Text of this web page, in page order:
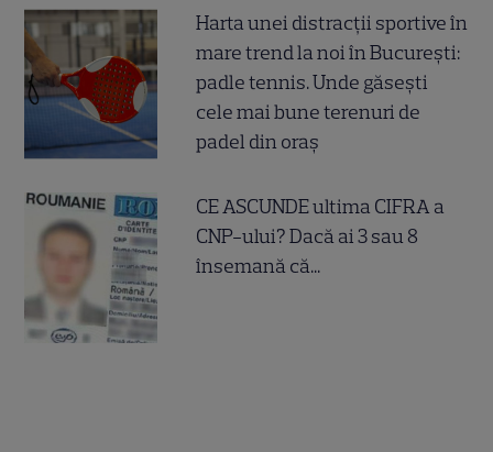
Harta unei distracții sportive în
mare trend la noi în București:
padle tennis. Unde găsești
cele mai bune terenuri de
padel din oraș
CE ASCUNDE ultima CIFRA a
CNP-ului? Dacă ai 3 sau 8
însemană că...